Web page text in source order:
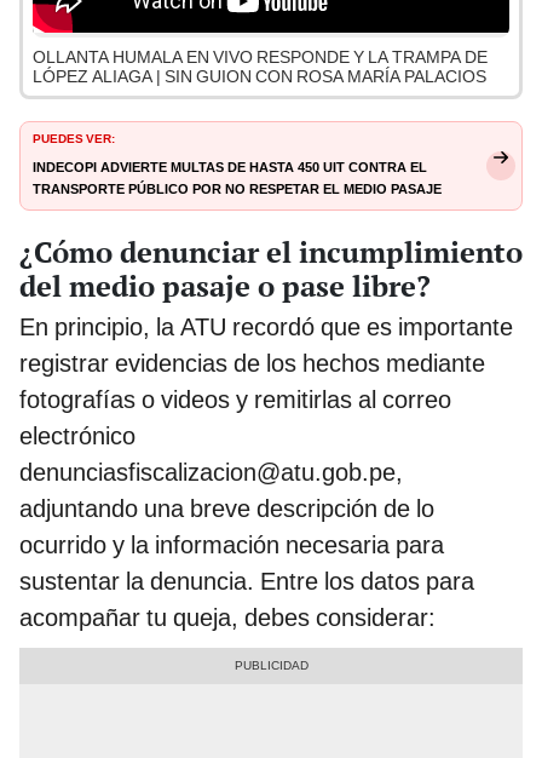
OLLANTA HUMALA EN VIVO RESPONDE Y LA TRAMPA DE
LÓPEZ ALIAGA | SIN GUION CON ROSA MARÍA PALACIOS
PUEDES VER:
Indecopi advierte multas de hasta 450 UIT contra el
transporte público por no respetar el medio pasaje
universitario
¿Cómo denunciar el incumplimiento
del medio pasaje o pase libre?
En principio, la ATU recordó que es importante
registrar evidencias de los hechos mediante
fotografías o videos y remitirlas al correo
electrónico
denunciasfiscalizacion@atu.gob.pe,
adjuntando una breve descripción de lo
ocurrido y la información necesaria para
sustentar la denuncia. Entre los datos para
acompañar tu queja, debes considerar: